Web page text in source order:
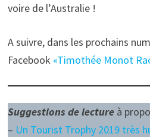
voire de l’Australie !
A suivre, dans les prochains
Facebook «Timothée Monot
Suggestions de lectureà
– Un Tourist Trophy 2019 très